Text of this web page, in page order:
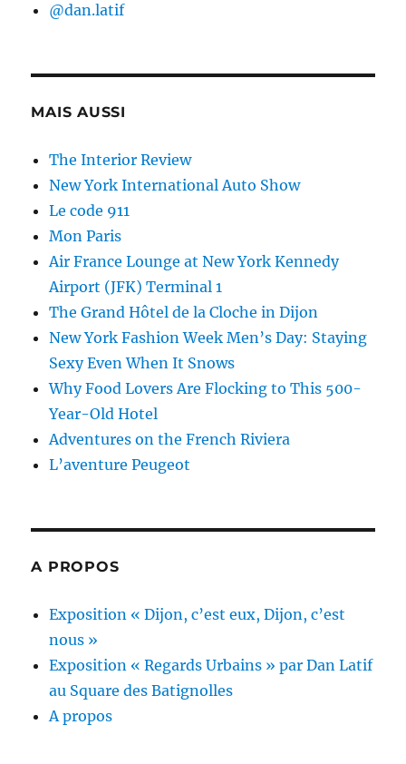
@dan.latif
MAIS AUSSI
The Interior Review
New York International Auto Show
Le code 911
Mon Paris
Air France Lounge at New York Kennedy
Airport (JFK) Terminal 1
The Grand Hôtel de la Cloche in Dijon
New York Fashion Week Men’s Day: Staying
Sexy Even When It Snows
Why Food Lovers Are Flocking to This 500-
Year-Old Hotel
Adventures on the French Riviera
L’aventure Peugeot
A PROPOS
Exposition « Dijon, c’est eux, Dijon, c’est
nous »
Exposition « Regards Urbains » par Dan Latif
au Square des Batignolles
A propos